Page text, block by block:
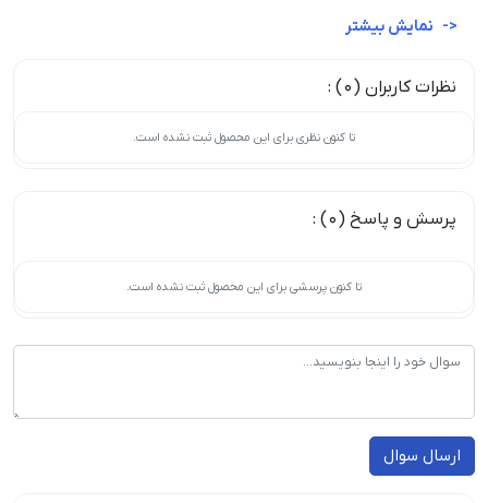
نظرات کاربران (0) :
تا کنون نظری برای این محصول ثبت نشده است.
پرسش و پاسخ (0) :
تا کنون پرسشی برای این محصول ثبت نشده است.
ارسال سوال